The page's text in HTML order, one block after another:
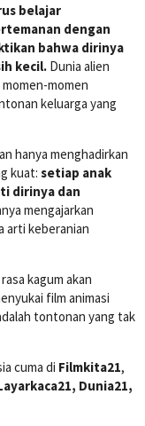
belajar
dengan
bahwa dirinya
kecil. Dunia alien
momen
keluarga yang
hanya menghadirkan
kuat: setiap anak
dirinya dan
mengajarkan
arti keberanian
kagum akan
film animasi
tontonan yang tak
cuma di Filmkita21,
Dunia21,